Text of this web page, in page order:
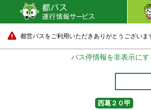
都営バスをご利用いただきありがとうございま
バス停情報を非表示にす
西葛２０甲